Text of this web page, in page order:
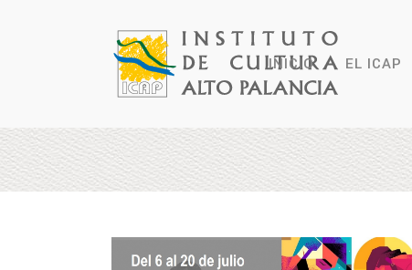
INICIO EL ICAP